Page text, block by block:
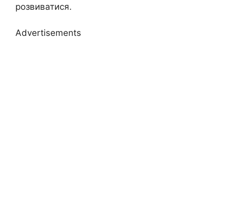
розвиватися.
Advertisements